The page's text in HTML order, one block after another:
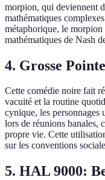
morpion, qui deviennent
mathématiques
métaphorique, le morpion
mathématiques de Nash
4. Grosse
Cette comédie noire fait
vacuité et la routine
cynique, les personnages
lors de réunions banales,
propre vie. Cette
sur les conventions
5. HAL 9000: